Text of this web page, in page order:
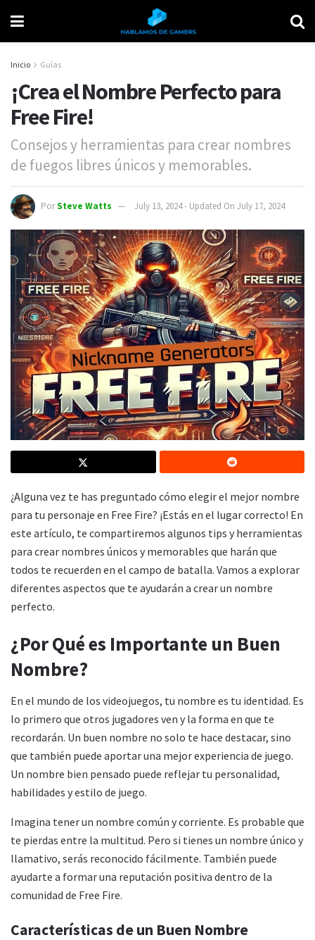
Inicio Guías
¡Crea el Nombre Perfecto para
Free Fire!
Consejos y herramientas para crear nombres
de fuegos libres únicos y memorables.
PorSteve Watts July 13, 2024 - Updated On July 17, 2024
¿Alguna vez te has preguntado cómo elegir el mejor nombre
para tu personaje en Free Fire? ¡Estás en el lugar correcto! En
este artículo, te compartiremos algunos tips y herramientas
para crear nombres únicos y memorables que harán que
todos te recuerden en el campo de batalla. Vamos a explorar
diferentes aspectos que te ayudarán a crear un nombre
perfecto.
¿Por Qué es Importante un Buen
Nombre?
En el mundo de los videojuegos, tu nombre es tu identidad. Es
lo primero que otros jugadores ven y la forma en que te
recordarán. Un buen nombre no solo te hace destacar, sino
que también puede aportar una mejor experiencia de juego.
Un nombre bien pensado puede reflejar tu personalidad,
habilidades y estilo de juego.
Imagina tener un nombre común y corriente. Es probable que
te pierdas entre la multitud. Pero si tienes un nombre único y
llamativo, serás reconocido fácilmente. También puede
ayudarte a formar una reputación positiva dentro de la
comunidad de Free Fire.
Características de un Buen Nombre